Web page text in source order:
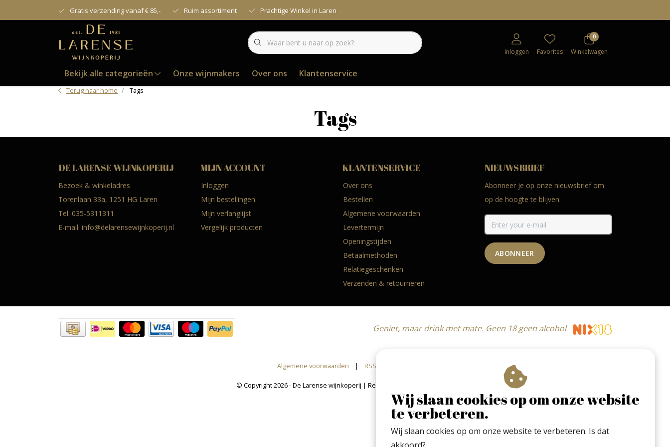
Gratis verzending vanaf € 85,- Ruim assortiment Prachtige Winkel in Laren
Inloggen Favorites
0
Winkelwagen
Bekijk alle categorieën Onze wijnmakers Over ons Klantenservice
Terug naar home Tags
Tags
DE LARENSE WIJNKOPERIJ
Bezoek & winkeladres
Torenlaan 33a, 1251 HG Laren
Tel: 035-5311311
E-mail: info@delarensewijnkoperij.nl
MIJN ACCOUNT
Inloggen
Mijn bestellingen
Mijn verlanglijst
Vergelijk producten
KLANTENSERVICE
Over ons
Bestellen
Algemene voorwaarden
Levertermijn
Openingstijden
Betaalmethoden
Relatiegeschenken
Verzenden & retourneren
NIEUWSBRIEF
Abonneer je op onze nieuwsbrief om
op de hoogte te blijven.
ABONNEER
Geniet, maar drink met mate. Geen 18 geen alcohol
Algemene voorwaarden | RSS Feed
© Copyright 2026 - De Larense wijnkoperij | Realisatie
Wij slaan cookies op om onze website
te verbeteren.
Wij slaan cookies op om onze website te verbeteren. Is dat